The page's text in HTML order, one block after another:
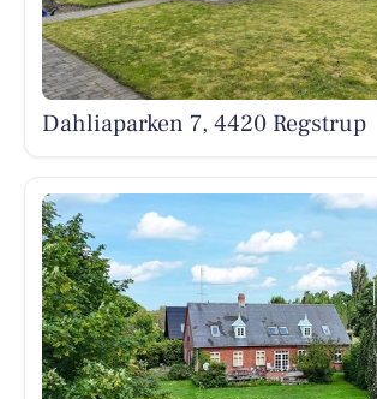
Dahliaparken 7, 4420 Regstrup